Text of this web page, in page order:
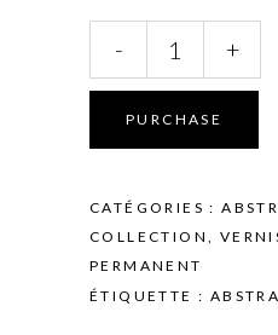
N'
COLOR
-
CAN'T
HURRY
LOVE
-
10ML
- +
PURCHASE
CATÉGORIES :
COLLECTION,
PERMANENT
ÉTIQUETTE :